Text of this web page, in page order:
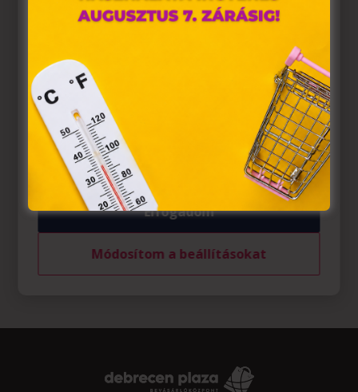
A „sütiket" az elektronikus hírközlésről szóló 2003. évi C.
törvény, az elektronikus kereskedelmi szolgáltatások, az
információs társadalommal összefüggő szolgáltatások
egyes kérdéseiről szóló 2001. évi CVIII. törvény, valamint
az Európai Unió előírásainak megfelelően használjuk.
Azon weblapoknak, melyek az Európai Unió országain
belül működnek, a „sütik" használatához, és ezeknek a
felhasználó számítógépén vagy egyéb eszközén történő
tárolásához a felhasználók hozzájárulását kell kérniük.
Elfogadom
Módosítom a beállításokat